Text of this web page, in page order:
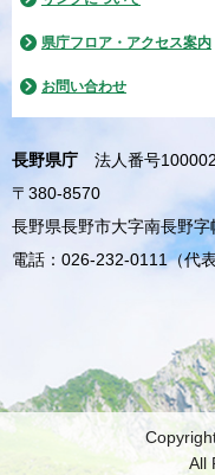
県庁フロア・アクセス案内
お問い合わせ
長野県庁
法人番号
〒380-8570
長野県長野市大字南長野
電話：026-232-0111（代
All